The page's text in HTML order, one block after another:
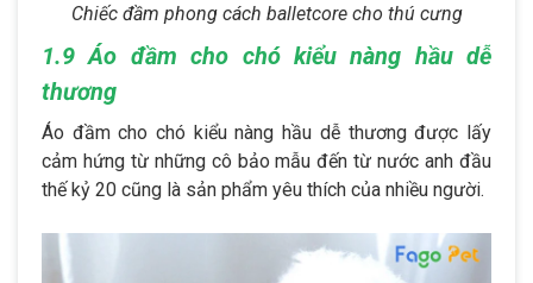
Chiếc đầm phong cách balletcore cho thú cưng
1.9 Áo đầm cho chó kiểu nàng hầu dễ
thương
Áo đầm cho chó kiểu nàng hầu dễ thương được lấy
cảm hứng từ những cô bảo mẫu đến từ nước anh đầu
thế kỷ 20 cũng là sản phẩm yêu thích của nhiều người.